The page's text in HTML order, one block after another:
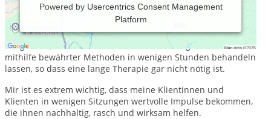
Powered by Usercentrics Consent Management
Platform
Seit mehr als 25 Jahren begleite ich Menschen in ihren
Veränderungs- und Entwicklungsprozessen. Dabei habe ich
festgestellt, dass sich viele Probleme und Ängste tatsächlich
mithilfe bewährter Methoden in wenigen Stunden behandeln
lassen, so dass eine lange Therapie gar nicht nötig ist.
Mir ist es extrem wichtig, dass meine Klientinnen und
Klienten in wenigen Sitzungen wertvolle Impulse bekommen,
die ihnen nachhaltig, rasch und wirksam helfen.